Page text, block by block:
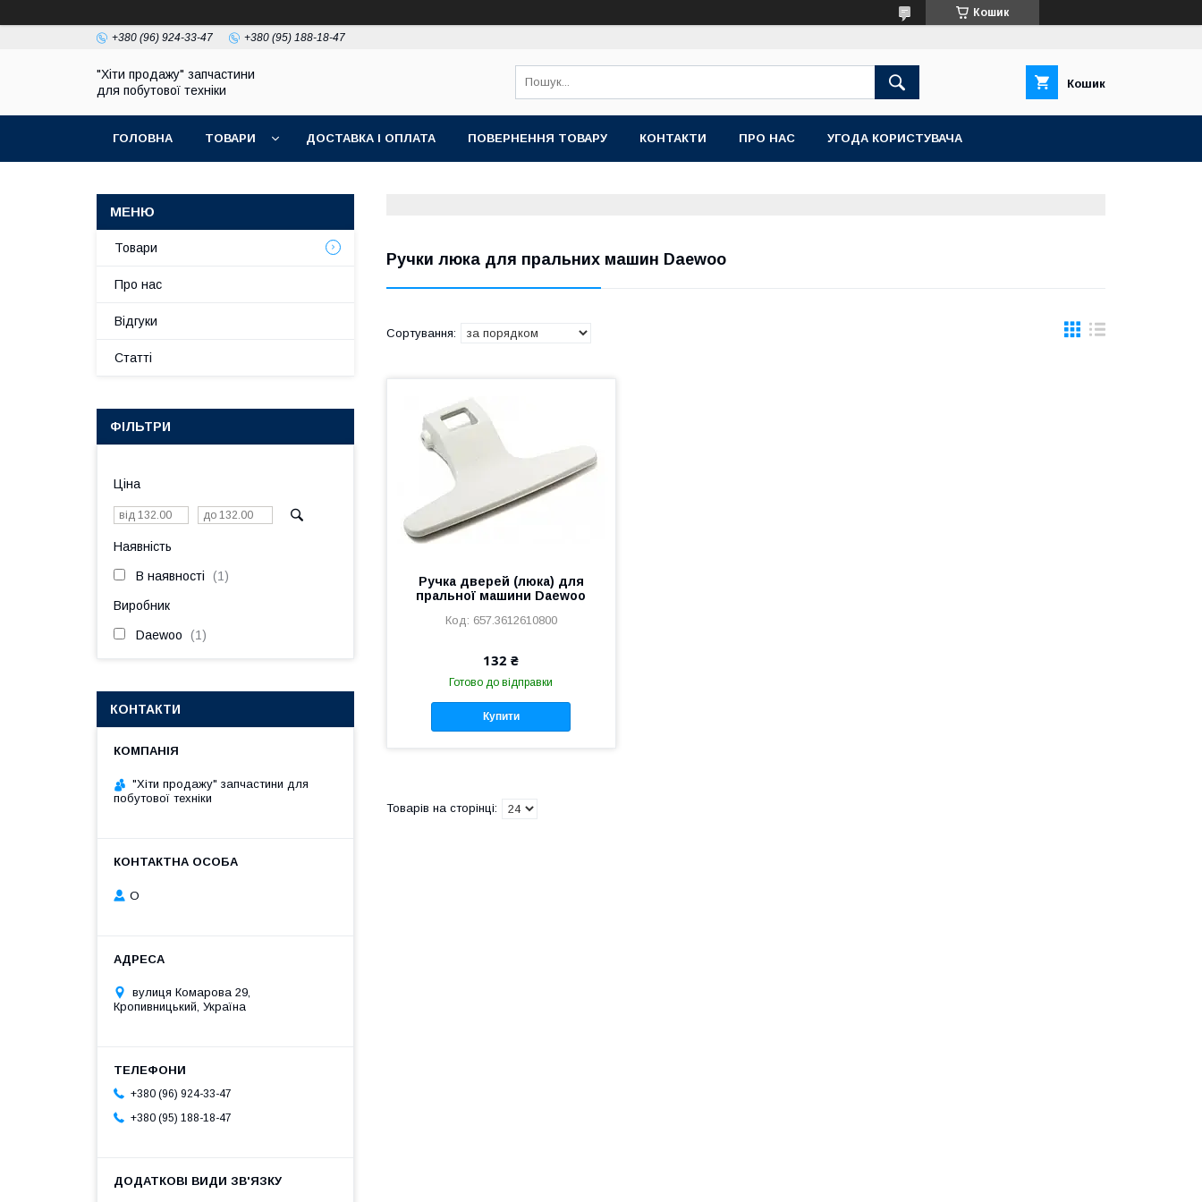
Кошик
+380 (96) 924-33-47 +380 (95) 188-18-47
"Хіти продажу" запчастини
для побутової техніки
Кошик
ГОЛОВНА ТОВАРИ ДОСТАВКА І ОПЛАТА ПОВЕРНЕННЯ ТОВАРУ КОНТАКТИ ПРО НАС УГОДА КОРИСТУВАЧА
Ручки люка для пральних машин Daewoo
Ручка дверей (люка) для
пральної машини Daewoo
657.3612610800
132 ₴
Готово до відправки
Купити
Товари
Про нас
Відгуки
Статті
ФІЛЬТРИ
Ціна
Наявність
В наявності 1
Виробник
Daewoo 1
КОНТАКТИ
"Хіти продажу" запчастини для
побутової техніки
О
вулиця Комарова 29,
Кропивницький, Україна
+380 (96) 924-33-47
+380 (95) 188-18-47